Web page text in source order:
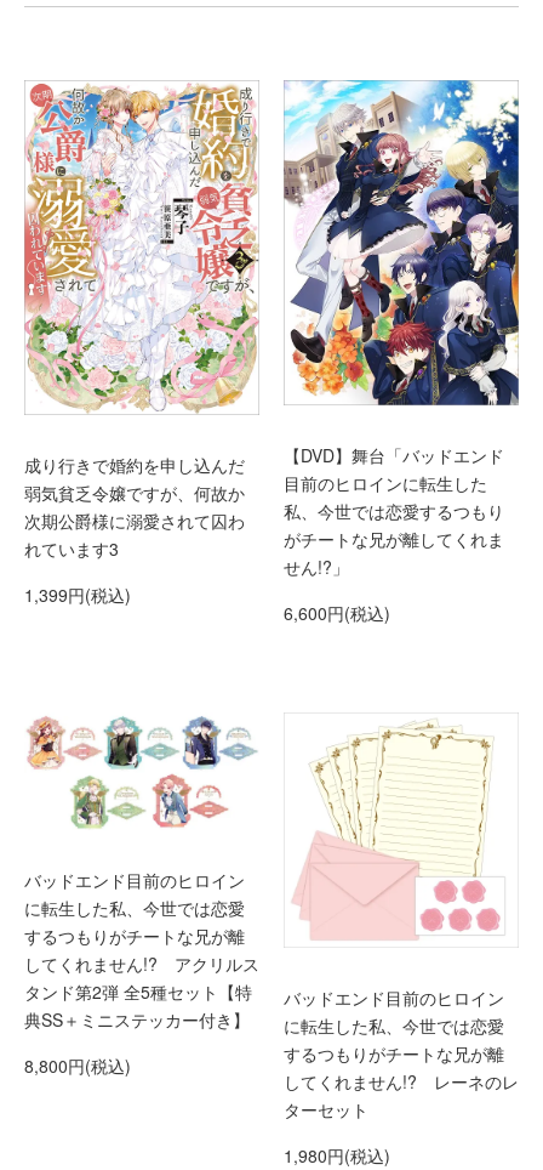
成り行きで婚約を申し込んだ
弱気貧乏令嬢ですが、何故か
次期公爵様に溺愛されて囚わ
れています3
1,399円(税込)
【DVD】舞台「バッドエンド
目前のヒロインに転生した
私、今世では恋愛するつもり
がチートな兄が離してくれま
せん!?」
6,600円(税込)
バッドエンド目前のヒロイン
に転生した私、今世では恋愛
するつもりがチートな兄が離
してくれません!? アクリルス
タンド第2弾 全5種セット【特
典SS＋ミニステッカー付き】
8,800円(税込)
バッドエンド目前のヒロイン
に転生した私、今世では恋愛
するつもりがチートな兄が離
してくれません!? レーネのレ
ターセット
1,980円(税込)